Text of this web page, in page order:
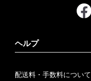
ヘルプ
配送料・手数料について